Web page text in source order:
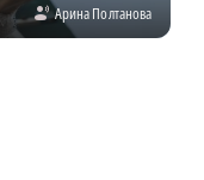
Арина Полтанова